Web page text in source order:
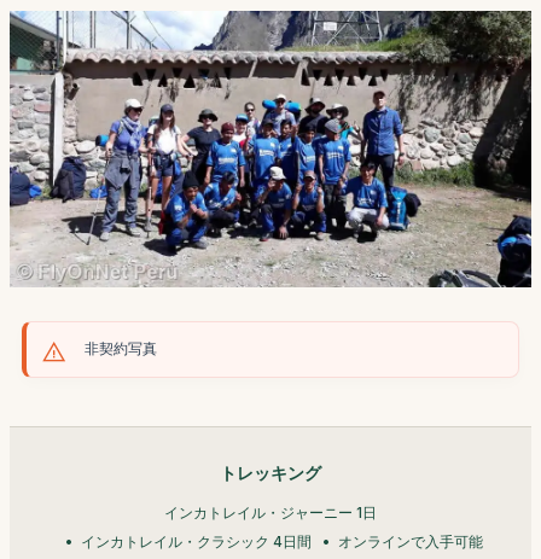
非契約写真
トレッキング
インカトレイル・ジャーニー 1日
インカトレイル・クラシック 4日間
オンラインで入手可能